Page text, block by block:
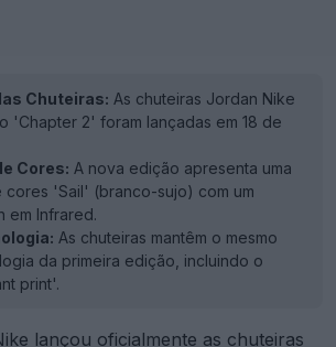
Chuteiras: As chuteiras Jordan Nike
'Chapter 2' foram lançadas em 18 de
Cores: A nova edição apresenta uma
cores 'Sail' (branco-sujo) com um
em Infrared.
As chuteiras mantêm o mesmo
da primeira edição, incluindo o
print'.
lançou oficialmente as chuteiras